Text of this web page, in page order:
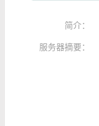
简介：
服务器摘要：